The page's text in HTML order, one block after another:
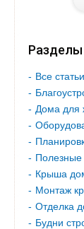
Разделы
Все статьи
Дома для
Полезные
Крыша
Монтаж
Отделка
Будни